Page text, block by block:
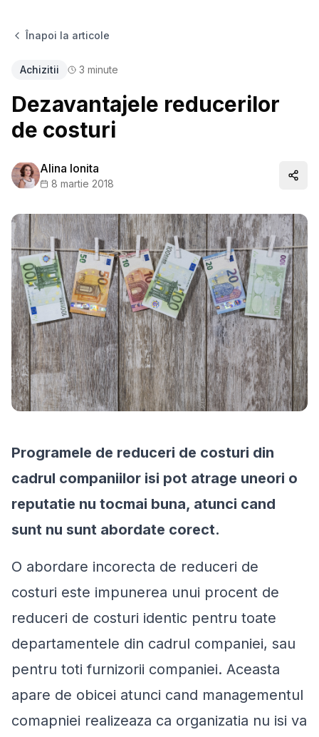
Înapoi la articole
Achizitii 3 minute
Dezavantajele reducerilor
de costuri
Alina Ionita
8 martie 2018
Programele de reduceri de costuri din
cadrul companiilor isi pot atrage uneori o
reputatie nu tocmai buna, atunci cand
sunt nu sunt abordate corect.
O abordare incorecta de reduceri de
costuri este impunerea unui procent de
reduceri de costuri identic pentru toate
departamentele din cadrul companiei, sau
pentru toti furnizorii companiei. Aceasta
apare de obicei atunci cand managementul
comapniei realizeaza ca organizatia nu isi va